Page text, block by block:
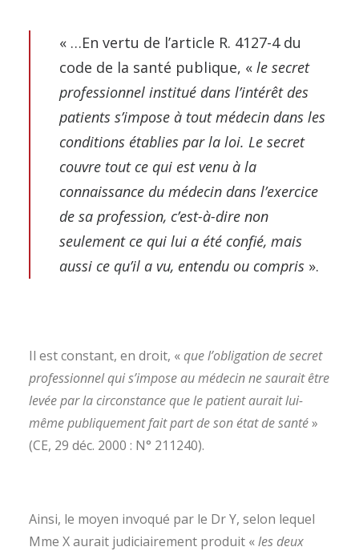
« …En vertu de l’article R. 4127-4 du
code de la santé publique, « le secret
professionnel institué dans l’intérêt des
patients s’impose à tout médecin dans les
conditions établies par la loi. Le secret
couvre tout ce qui est venu à la
connaissance du médecin dans l’exercice
de sa profession, c’est-à-dire non
seulement ce qui lui a été confié, mais
aussi ce qu’il a vu, entendu ou compris ».
Il est constant, en droit, «que l’obligation de secret
professionnel qui s’impose au médecin ne saurait être
levée par la circonstance que le patient aurait lui-
même publiquement fait part de son état de santé»
(CE, 29 déc. 2000 : N° 211240).
Ainsi, le moyen invoqué par le Dr Y, selon lequel
Mme X aurait judiciairement produit «les deux